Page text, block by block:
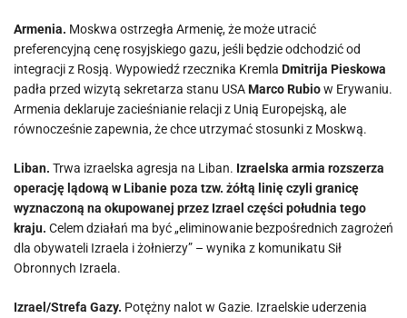
Armenia. Moskwa ostrzegła Armenię, że może utracić
preferencyjną cenę rosyjskiego gazu, jeśli będzie odchodzić od
integracji z Rosją. Wypowiedź rzecznika Kremla Dmitrija Pieskowa
padła przed wizytą sekretarza stanu USAMarco Rubiow Erywaniu.
Armenia deklaruje zacieśnianie relacji z Unią Europejską, ale
równocześnie zapewnia, że chce utrzymać stosunki z Moskwą.
Liban. Trwa izraelska agresja na Liban. Izraelska armia rozszerza
operację lądową w Libanie poza tzw. żółtą linię czyli granicę
wyznaczoną na okupowanej przez Izrael części południa tego
kraju. Celem działań ma być „eliminowanie bezpośrednich zagrożeń
dla obywateli Izraela i żołnierzy” – wynika z komunikatu Sił
Obronnych Izraela.
Izrael/Strefa Gazy. Potężny nalot w Gazie. Izraelskie uderzenia